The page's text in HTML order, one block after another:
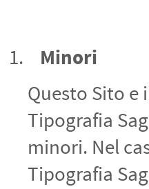
Minori
Questo Sito
Tipografia
minori. Nel
Tipografia